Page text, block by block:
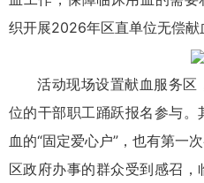
织开展2026年区直单位无偿献
活动现场设置献血服务
位的干部职工踊跃报名参与
血的“固定爱心户”，也有第一
区政府办事的群众受到感召